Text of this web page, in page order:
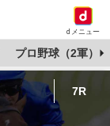
dメニュー
プロ野球（2軍）
7R